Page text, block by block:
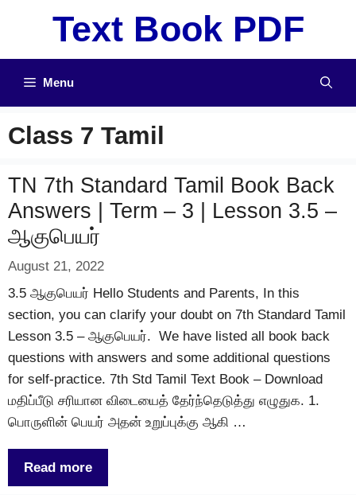
Text Book PDF
Menu
Class 7 Tamil
TN 7th Standard Tamil Book Back
Answers | Term – 3 | Lesson 3.5 –
ஆகுபெயர்
August 21, 2022
3.5 ஆகுபெயர் Hello Students and Parents, In this
section, you can clarify your doubt on 7th Standard Tamil
Lesson 3.5 – ஆகுபெயர். We have listed all book back
questions with answers and some additional questions
for self-practice. 7th Std Tamil Text Book – Download
மதிப்பீடு சரியான விடையைத் தேர்ந்தெடுத்து எழுதுக. 1.
பொருளின் பெயர் அதன் உறுப்புக்கு ஆகி …
Read more